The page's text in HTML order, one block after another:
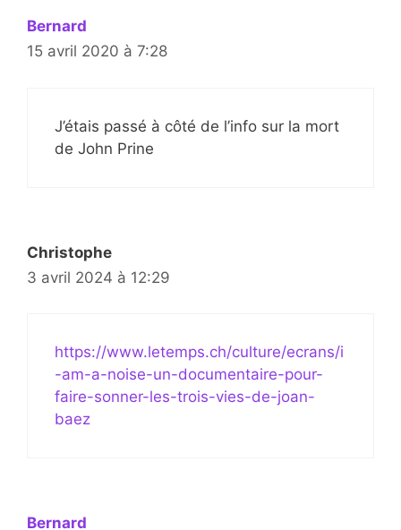
Bernard
15 avril 2020 à 7:28
J’étais passé à côté de l’info sur la mort
de John Prine
Christophe
3 avril 2024 à 12:29
https://www.letemps.ch/culture/ecrans/i
-am-a-noise-un-documentaire-pour-
faire-sonner-les-trois-vies-de-joan-
baez
Bernard